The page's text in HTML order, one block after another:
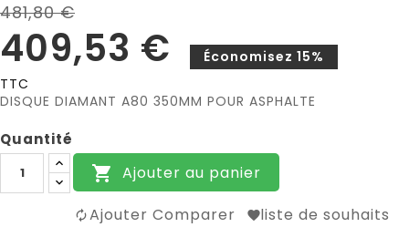
481,80 €
409,53 €
Économisez 15%
TTC
DISQUE DIAMANT A80 350MM POUR ASPHALTE
Quantité
 Ajouter au panier
Ajouter Comparer liste de souhaits